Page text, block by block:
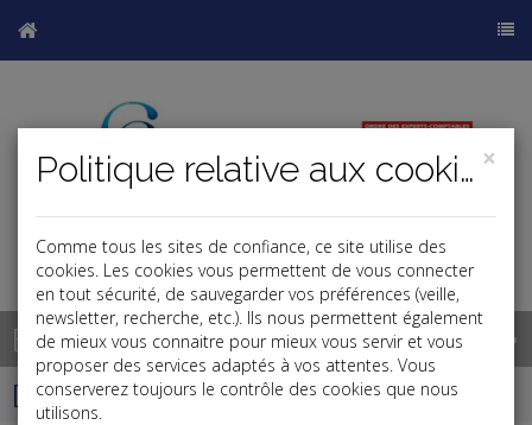
Base documentaire
Dépêches
×
Politique relative aux cookies
Comme tous les sites de confiance, ce site utilise des
cookies. Les cookies vous permettent de vous connecter
en tout sécurité, de sauvegarder vos préférences (veille,
newsletter, recherche, etc.). Ils nous permettent également
de mieux vous connaitre pour mieux vous servir et vous
proposer des services adaptés à vos attentes. Vous
conserverez toujours le contrôle des cookies que nous
utilisons.